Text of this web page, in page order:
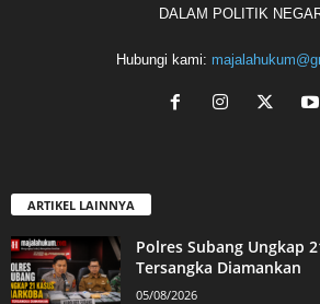
DALAM POLITIK
Hubungi kami:
ARTIKEL LAINNYA
Polres Subang Ungkap
Tersangka Diamankan
05/08/2026